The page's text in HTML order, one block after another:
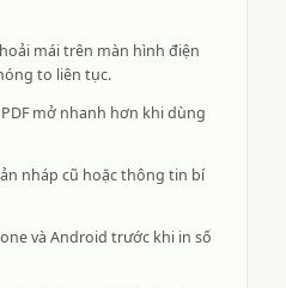
mái trên màn hình điện
to liên tục.
mở nhanh hơn khi dùng
nháp cũ hoặc thông tin bí
và Android trước khi in số